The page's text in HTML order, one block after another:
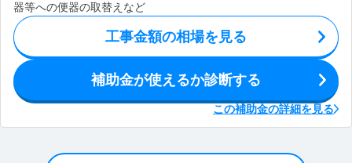
器等への便器の取替えなど
工事金額の相場を見る
補助金が使えるか診断する
この補助金の詳細を見る